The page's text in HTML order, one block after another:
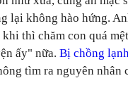
lại không hào hứng.
thì chăm con quá
ấy" nữa. Bị chồng
tìm ra nguyên nhân